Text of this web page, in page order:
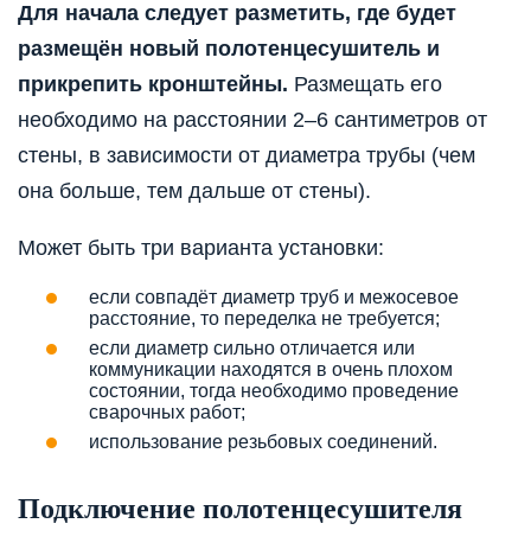
Для начала следует разметить, где будет
размещён новый полотенцесушитель и
прикрепить кронштейны. Размещать его
необходимо на расстоянии 2–6 сантиметров от
стены, в зависимости от диаметра трубы (чем
она больше, тем дальше от стены).
Может быть три варианта установки:
если совпадёт диаметр труб и межосевое
расстояние, то переделка не требуется;
если диаметр сильно отличается или
коммуникации находятся в очень плохом
состоянии, тогда необходимо проведение
сварочных работ;
использование резьбовых соединений.
Подключение полотенцесушителя